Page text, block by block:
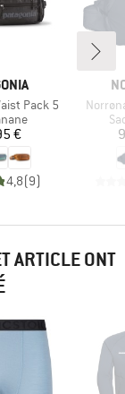
Pack 5
group
€
4,8(9)
Article
ARTICLE ONT